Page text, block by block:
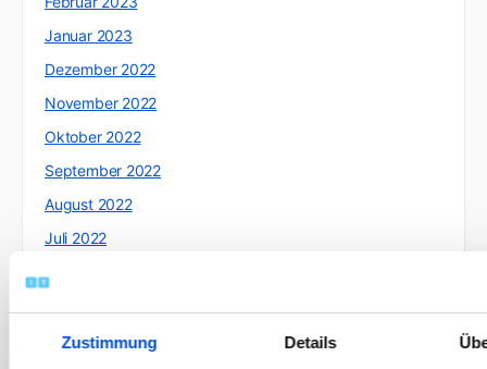
Zustimmung Details
Januar 2023
Dezember 2022
November 2022
Oktober 2022
September 2022
August 2022
Juli 2022
April 2022